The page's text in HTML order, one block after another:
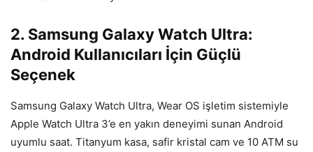
2. Samsung Galaxy Watch Ultra:
Android Kullanıcıları İçin Güçlü
Seçenek
Samsung Galaxy Watch Ultra, Wear OS işletim sistemiyle
Apple Watch Ultra 3’e en yakın deneyimi sunan Android
uyumlu saat. Titanyum kasa, safir kristal cam ve 10 ATM su